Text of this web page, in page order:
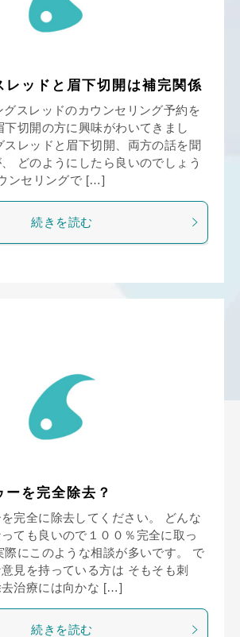
レッドと眉下切開は補完関係
グスレッドのカウンセリング予約を
下切開の方に興味がわいてきまし
スレッドと眉下切開、両方の話を聞
どのようにしたら良いのでしょう
ンセリングで […]
続きを読む
を完全除去？
完全に除去してください。 どんな
ても良いので１００％完全に取っ
際にこのような相談が多いです。 で
見を持っている方は そもそも刺
治療には向かな […]
続きを読む